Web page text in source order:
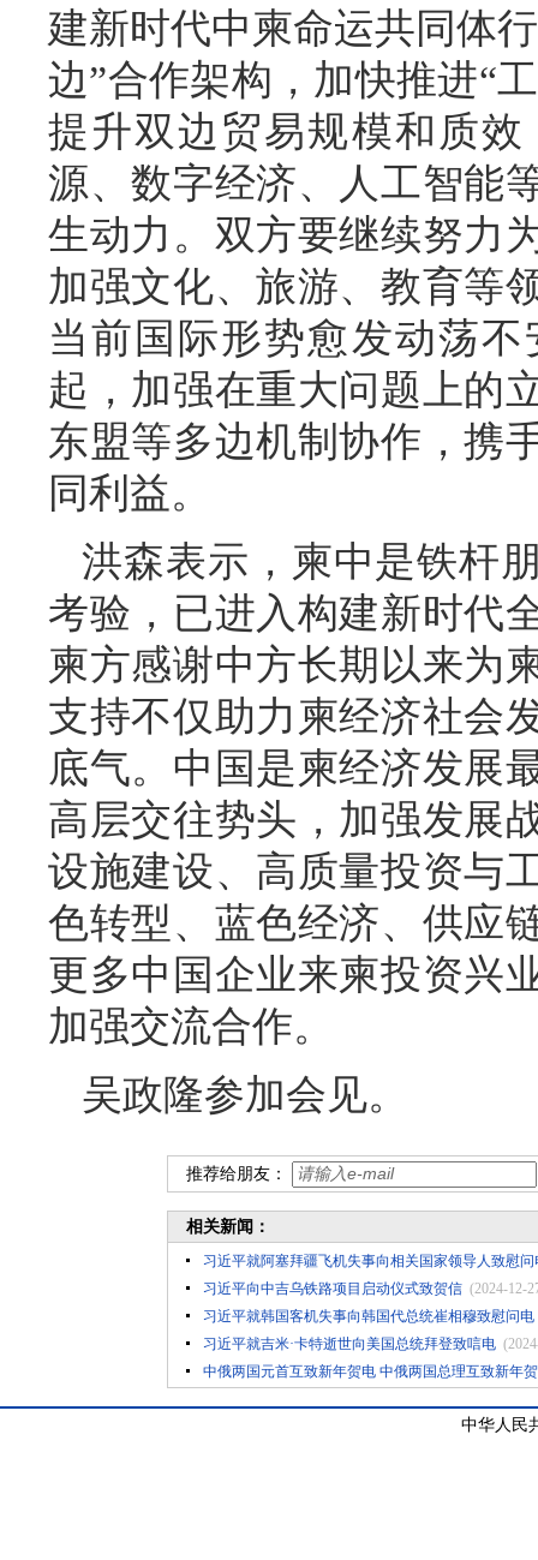
建新时代中柬命运共同体
边”合作架构，加快推进“
提升双边贸易规模和质
源、数字经济、人工智能
生动力。双方要继续努力
加强文化、旅游、教育等
当前国际形势愈发动荡
起，加强在重大问题上的
东盟等多边机制协作，携
同利益。
洪森表示，柬中是铁杆
考验，已进入构建新时代
柬方感谢中方长期以来为
支持不仅助力柬经济社会
底气。中国是柬经济发展
高层交往势头，加强发展
设施建设、高质量投资与
色转型、蓝色经济、供应
更多中国企业来柬投资兴
加强交流合作。
吴政隆参加会见。
推荐给朋友：
相关新闻：
习近平就阿塞拜疆飞机失事向相关国家领导人致慰问
习近平向中吉乌铁路项目启动仪式致贺信 (2024-12-
习近平就韩国客机失事向韩国代总统崔相穆致慰问电
习近平就吉米·卡特逝世向美国总统拜登致唁电
中俄两国元首互致新年贺电 中俄两国总理互致新年
中华人民